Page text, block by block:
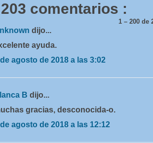
203 comentarios :
1 – 200
dijo...
ayuda.
agosto de 2018 a las 3:02
B dijo...
gracias, desconocida-o.
agosto de 2018 a las 12:12